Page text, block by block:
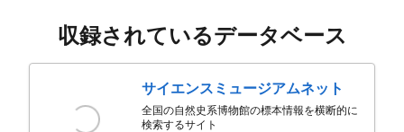
収録されているデータベース
サイエンスミュージアムネット
全国の自然史系博物館の標本情報を横断的に
検索するサイト